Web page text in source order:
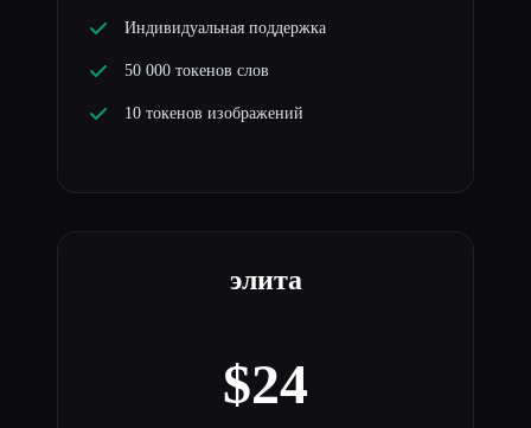
Индивидуальная поддержка
50 000 токенов слов
10 токенов изображений
элита
$24